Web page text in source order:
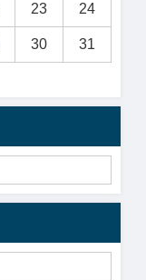
23 24
30
31